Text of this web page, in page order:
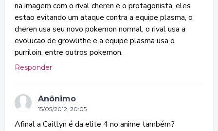
na imagem com o rival cheren e o protagonista, eles
estao evitando um ataque contra a equipe plasma, o
cheren usa seu novo pokemon normal, o rival usa a
evolucao de growlithe e a equipe plasma usa o
purriloin, entre outros pokemon.
Responder
Anônimo
15/05/2012, 20:05
Afinal a Caitlyn é da elite 4 no anime também?